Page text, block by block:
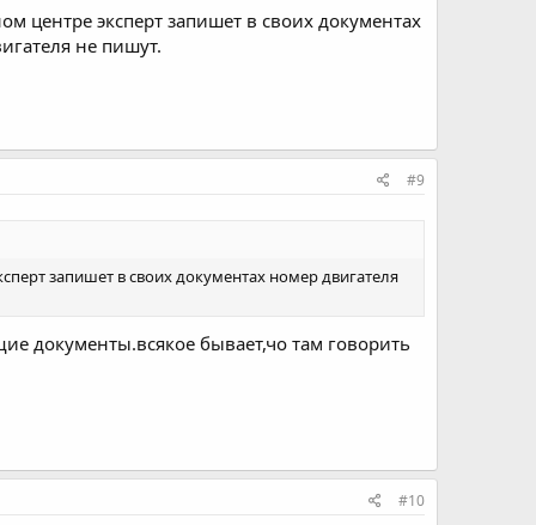
центре эксперт запишет в своих документах
не пишут.
#9
запишет в своих документах номер двигателя
документы.всякое бывает,чо там говорить
#10